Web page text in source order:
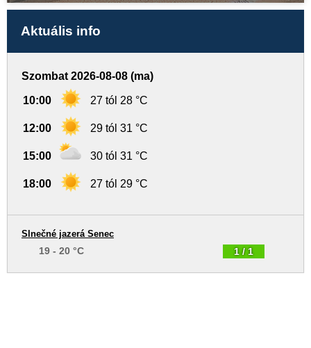
Aktuális info
Szombat 2026-08-08 (ma)
10:00 27 tól 28 °C
12:00 29 tól 31 °C
15:00 30 tól 31 °C
18:00 27 tól 29 °C
1 / 1
Slnečné jazerá Senec
19 - 20 °C